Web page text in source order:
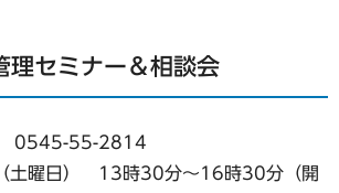
理セミナー＆相談会
0545-55-2814
土曜日） 13時30分～16時30分（開